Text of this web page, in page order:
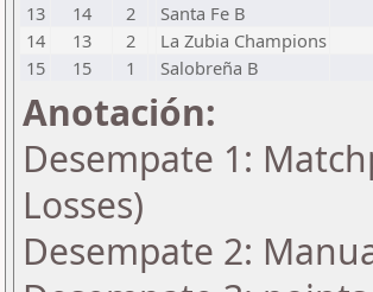
13
14 2 Santa Fe B
14
13 2 La Zubia Champions
15
15 1 Salobreña B
Anotación:
Desempate 1:
Losses)
Desempate 2: